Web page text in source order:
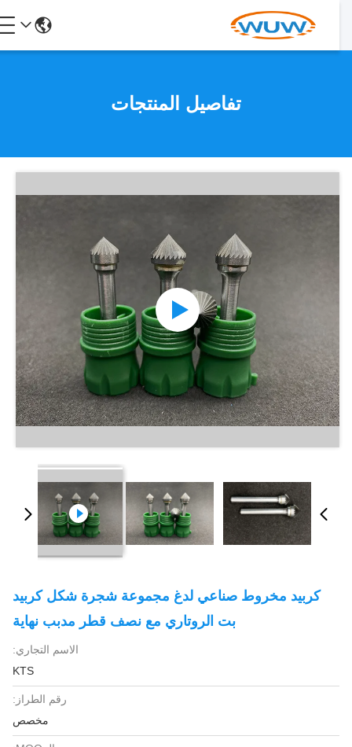
تفاصيل المنتجات
كربيد مخروط صناعي لدغ مجموعة شجرة شكل كربيد
بت الروتاري مع نصف قطر مدبب نهاية
الاسم التجاري:
KTS
رقم الطراز:
مخصص